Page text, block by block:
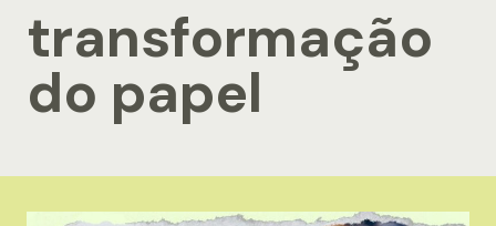
transformação
do papel